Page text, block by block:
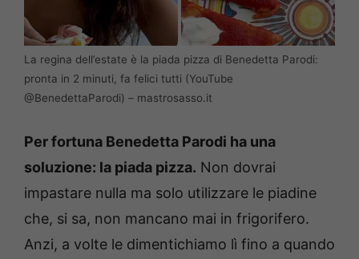
La regina dell’estate è la piada pizza di Benedetta Parodi:
pronta in 2 minuti, fa felici tutti (YouTube
@BenedettaParodi) – mastrosasso.it
Per fortuna Benedetta Parodi ha una
soluzione: la piada pizza. Non dovrai
impastare nulla ma solo utilizzare le piadine
che, si sa, non mancano mai in frigorifero.
Anzi, a volte le dimentichiamo lì fino a quando